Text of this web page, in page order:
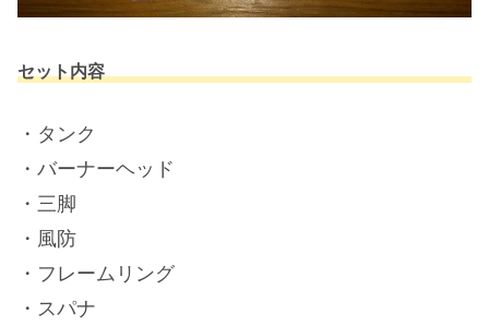
セット内容
・タンク
・バーナーヘッド
・三脚
・風防
・フレームリング
・スパナ